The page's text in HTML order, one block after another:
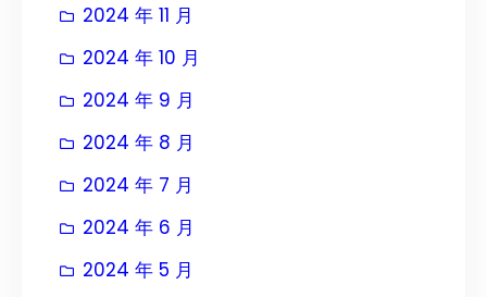
2024 年 11 月
2024 年 10 月
2024 年 9 月
2024 年 8 月
2024 年 7 月
2024 年 6 月
2024 年 5 月